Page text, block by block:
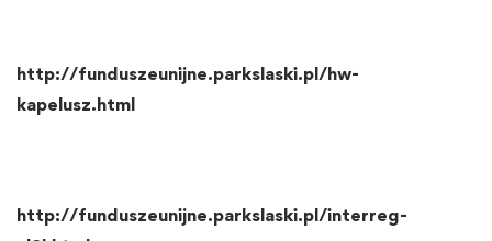
http://funduszeunijne.parkslaski.pl/hw-
kapelusz.html
http://funduszeunijne.parkslaski.pl/interreg-